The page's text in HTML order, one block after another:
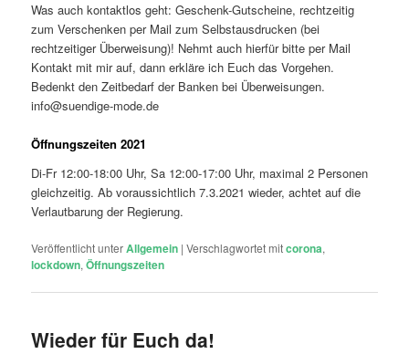
Was auch kontaktlos geht: Geschenk-Gutscheine, rechtzeitig
zum Verschenken per Mail zum Selbstausdrucken (bei
rechtzeitiger Überweisung)! Nehmt auch hierfür bitte per Mail
Kontakt mit mir auf, dann erkläre ich Euch das Vorgehen.
Bedenkt den Zeitbedarf der Banken bei Überweisungen.
info@suendige-mode.de
Öffnungszeiten 2021
Di-Fr 12:00-18:00 Uhr, Sa 12:00-17:00 Uhr, maximal 2 Personen
gleichzeitig. Ab voraussichtlich 7.3.2021 wieder, achtet auf die
Verlautbarung der Regierung.
Veröffentlicht unterAllgemein |Verschlagwortet mitcorona,
lockdown,Öffnungszeiten
Wieder für Euch da!